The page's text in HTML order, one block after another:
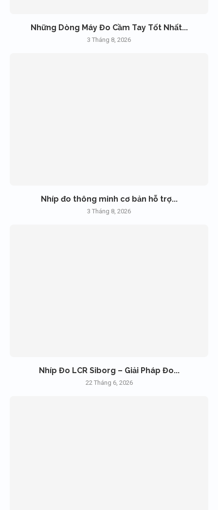
Những Dòng Máy Đo Cầm Tay Tốt Nhất...
3 Tháng 8, 2026
Nhíp đo thông minh cơ bản hỗ trợ...
3 Tháng 8, 2026
Nhíp Đo LCR Siborg – Giải Pháp Đo...
22 Tháng 6, 2026